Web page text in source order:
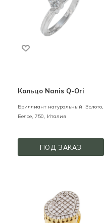
Кольцо Nanis Q-Ori
Бриллиант натуральный, Золото,
Белое, 750, Италия
ПОД ЗАКАЗ